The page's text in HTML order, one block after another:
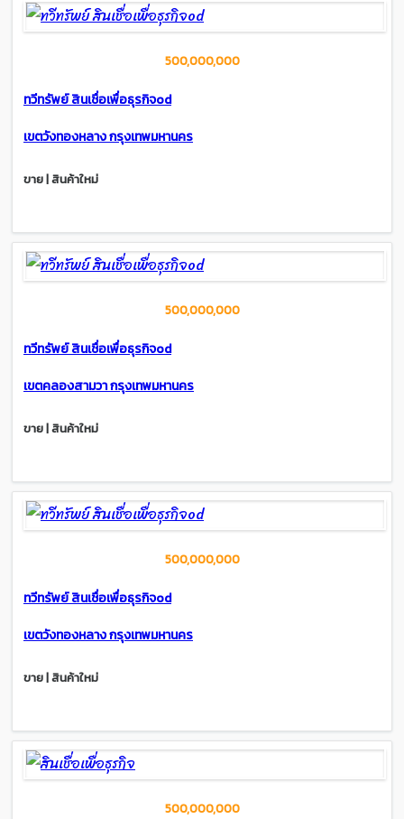
500,000,000
ทวีทรัพย์ สินเชื่อเพื่อธุรกิจod
เขตวังทองหลาง กรุงเทพมหานคร
ขาย | สินค้าใหม่
500,000,000
ทวีทรัพย์ สินเชื่อเพื่อธุรกิจod
เขตคลองสามวา กรุงเทพมหานคร
ขาย | สินค้าใหม่
500,000,000
ทวีทรัพย์ สินเชื่อเพื่อธุรกิจod
เขตวังทองหลาง กรุงเทพมหานคร
ขาย | สินค้าใหม่
500,000,000